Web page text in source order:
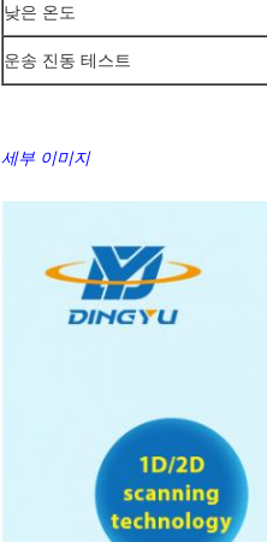
낮은 온도
운송 진동 테스트
세부 이미지